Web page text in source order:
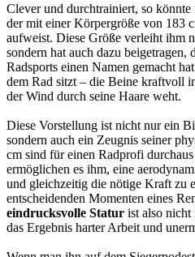
Clever und durchtrainiert, so
der mit einer Körpergröße von 183
aufweist. Diese Größe verleiht ihm
sondern hat auch dazu beigetragen,
Radsports einen Namen gemacht
dem Rad sitzt – die Beine kraftvoll
der Wind durch seine Haare weht.
Diese Vorstellung ist nicht nur ein
sondern auch ein Zeugnis seiner
cm sind für einen Radprofi
ermöglichen es ihm, eine
und gleichzeitig die nötige Kraft zu
entscheidenden Momenten eines
eindrucksvolle Statur ist also nicht
das Ergebnis harter Arbeit und